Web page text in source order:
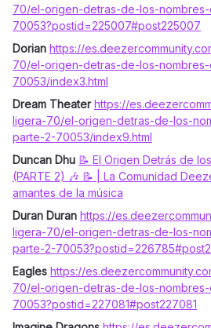
70/el-origen-detras-de-los-
70053?postid=225007#post225007
Dorian https://
70/el-origen-detras-de-los-
70053/index3.html
Dream Theater https://
ligera-70/el-origen-detras-de-los-
parte-2-70053/index9.html
Duncan Dhu 📝 El Origen Detrás de
(PARTE 2) 🎶 📝 | La Comunidad
amantes de la música
Duran Duran https://
ligera-70/el-origen-detras-de-los-
parte-2-
Eagles https://
70/el-origen-detras-de-los-
70053?postid=227081#post227081